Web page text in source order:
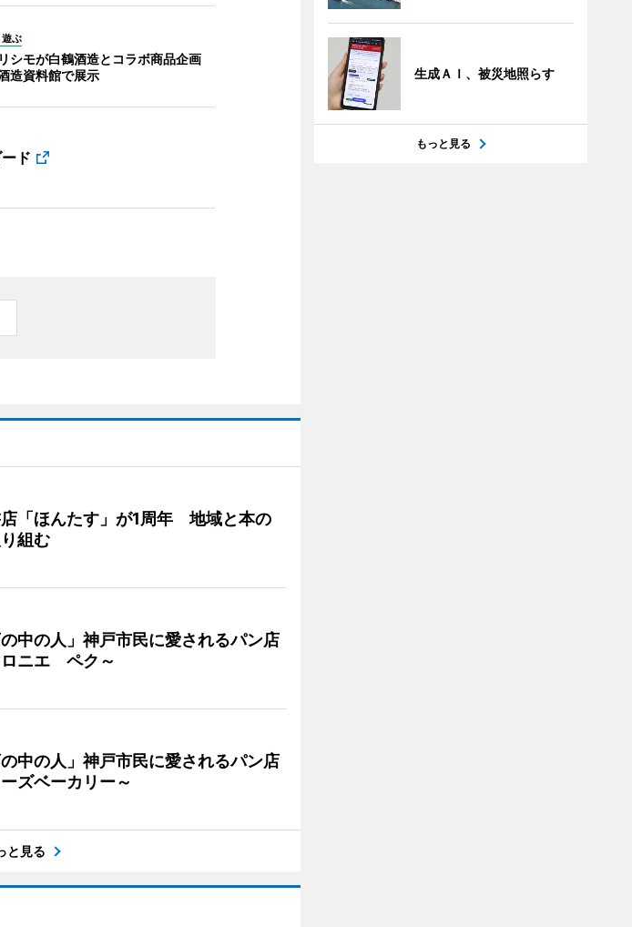
遊ぶ
シモが白鶴酒造とコラボ商品企画
造資料館で展示
ド
「ほんたす」が1周年 地域と本の
組む
の中の人」神戸市民に愛されるパン店
ニエ ペク～
の中の人」神戸市民に愛されるパン店
ズベーカリー～
と見る
生成ＡＩ、被災地照らす
もっと見る